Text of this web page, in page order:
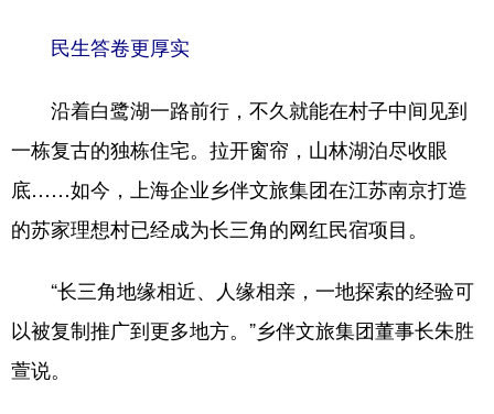
民生答卷更厚实
沿着白鹭湖一路前行，不久就能在村子中间见到
一栋复古的独栋住宅。拉开窗帘，山林湖泊尽收眼
底……如今，上海企业乡伴文旅集团在江苏南京打造
的苏家理想村已经成为长三角的网红民宿项目。
“长三角地缘相近、人缘相亲，一地探索的经验可
以被复制推广到更多地方。”乡伴文旅集团董事长朱胜
萱说。